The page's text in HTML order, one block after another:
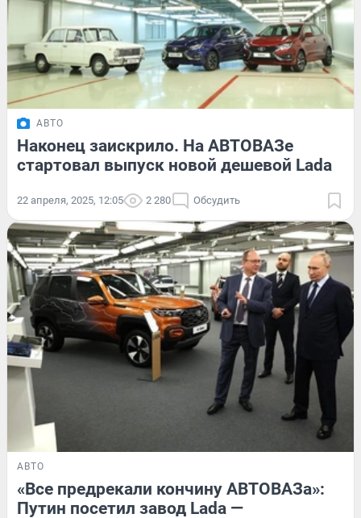
АВТО
Наконец заискрило. На АВТОВАЗе
стартовал выпуск новой дешевой Lada
22 апреля, 2025, 12:05 2 280 Обсудить
АВТО
«Все предрекали кончину АВТОВАЗа»:
Путин посетил завод Lada —